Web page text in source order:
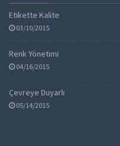
Etikette Kalite
03/10/2015
Renk Yönetimi
04/16/2015
Çevreye Duyarlı
05/14/2015